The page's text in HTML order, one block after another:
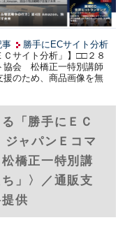
事
勝手にECサイト分析
Ｃサイト分析」】□□２８
協会 松橋正一特別講師
援のため、商品画像を無
「勝手にＥＣ
ャパンＥコマ
橋正一特別講
」〉／通販支
供